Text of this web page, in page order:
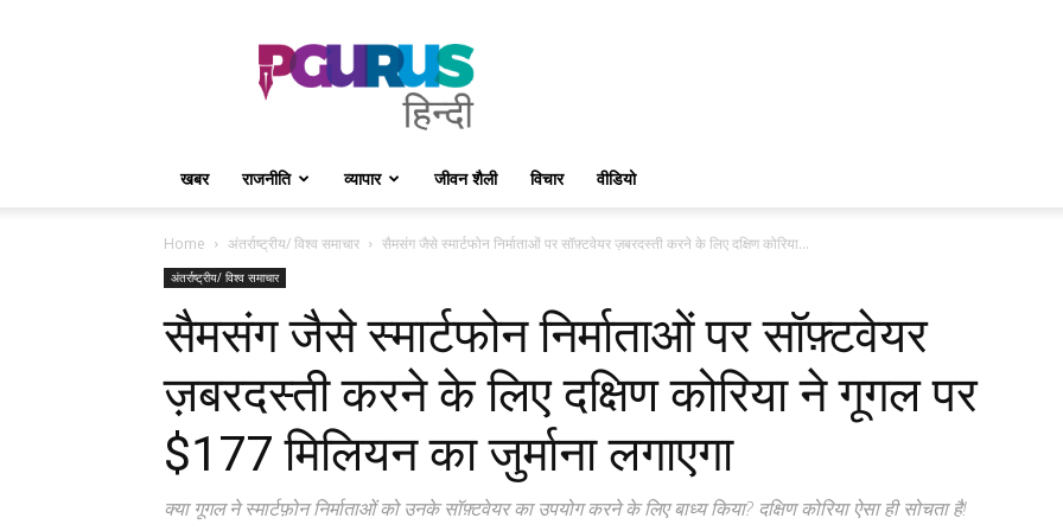
PGurus
Hindi
खबर राजनीति व्यापार जीवन शैली विचार वीडियो
Home अंतर्राष्ट्रीय/ विश्व समाचार सैमसंग जैसे स्मार्टफोन निर्माताओं पर सॉफ़्टवेयर ज़बरदस्ती करने के लिए दक्षिण कोरिया...
अंतर्राष्ट्रीय/ विश्व समाचार
सैमसंग जैसे स्मार्टफोन निर्माताओं पर सॉफ़्टवेयर
ज़बरदस्ती करने के लिए दक्षिण कोरिया ने गूगल पर
$177 मिलियन का जुर्माना लगाएगा
क्या गूगल ने स्मार्टफ़ोन निर्माताओं को उनके सॉफ़्टवेयर का उपयोग करने के लिए बाध्य किया? दक्षिण कोरिया ऐसा ही सोचता है!